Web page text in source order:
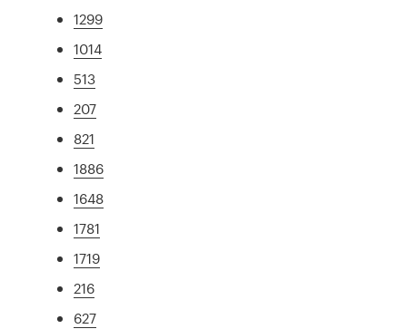
1299
1014
513
207
821
1886
1648
1781
1719
216
627